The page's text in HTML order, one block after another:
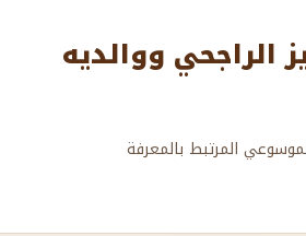
الراجحي ووالديه
المرتبط بالمعرفة